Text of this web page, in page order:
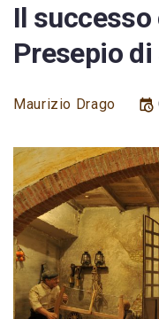
Il
Presepio
Maurizio Drago